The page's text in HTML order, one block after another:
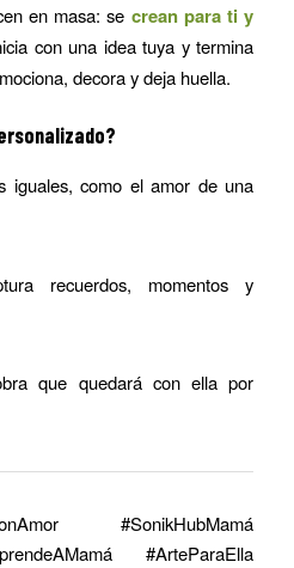
en masa: se crean para ti y
con una idea tuya y termina
decora y deja huella.
iguales, como el amor de una
recuerdos, momentos y
que quedará con ella por
#SonikHubMamá
#ArteParaElla